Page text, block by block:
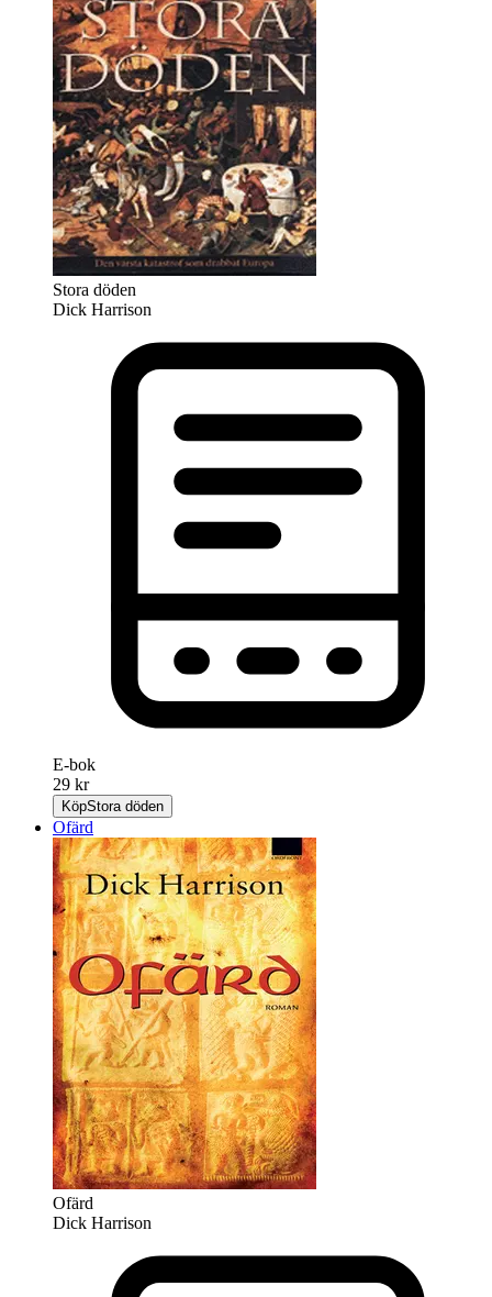
Stora döden
Dick Harrison
E-bok
29 kr
KöpStora döden
Ofärd
Ofärd
Dick Harrison